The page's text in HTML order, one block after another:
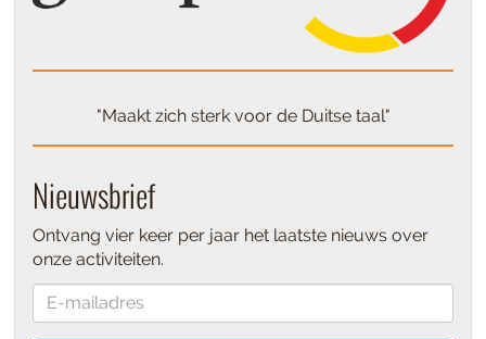
"Maakt zich sterk voor de Duitse taal"
Nieuwsbrief
Ontvang vier keer per jaar het laatste nieuws over
onze activiteiten.